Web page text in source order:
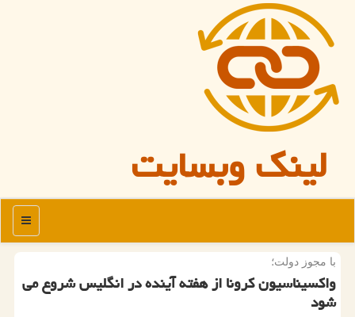
لینک وبسایت
منو
با مجوز دولت؛
واكسیناسیون كرونا از هفته آینده در انگلیس شروع می
شود